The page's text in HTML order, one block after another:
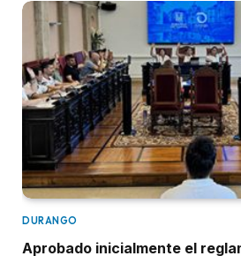
DURANGO
Aprobado inicialmente el